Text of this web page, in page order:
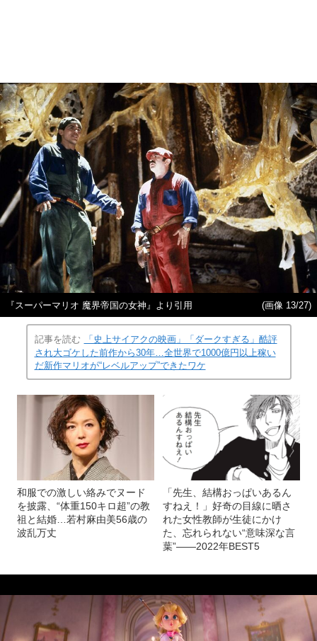
『スーパーマリオ 魔界帝国の女神』より引用 (画像 13/27)
記事を読む
「史上サイアクの映画」「ダークすぎる」酷評
され大ゴケした前作から30年…全世界で1000億円以上稼い
だ新作マリオが“レベルアップ”できたワケ
和服での激しい絡みでヌード
を披露、“体重150キロ超”の教
祖と結婚…若村麻由美56歳の
波乱万丈
「先生、結構おっぱいあるん
すねえ！」好奇の目線に晒さ
れた女性教師が生徒にかけ
た、忘れられない“意味深な言
葉”――2022年BEST5